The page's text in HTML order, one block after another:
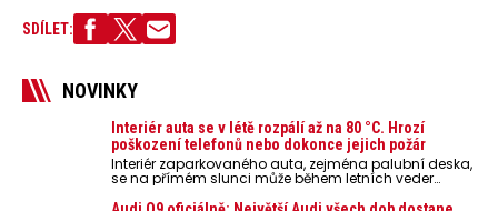
SDÍLET:
NOVINKY
Interiér auta se v létě rozpálí až na 80 °C. Hrozí
poškození telefonů nebo dokonce jejich požár
Interiér zaparkovaného auta, zejména palubní deska,
se na přímém slunci může během letních veder